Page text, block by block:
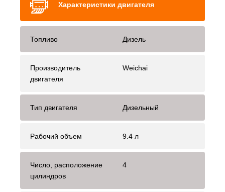
Характеристики двигателя
Топливо Дизель
Производитель
двигателя
Weichai
Тип двигателя Дизельный
Рабочий объем 9.4 л
Число, расположение
цилиндров
4